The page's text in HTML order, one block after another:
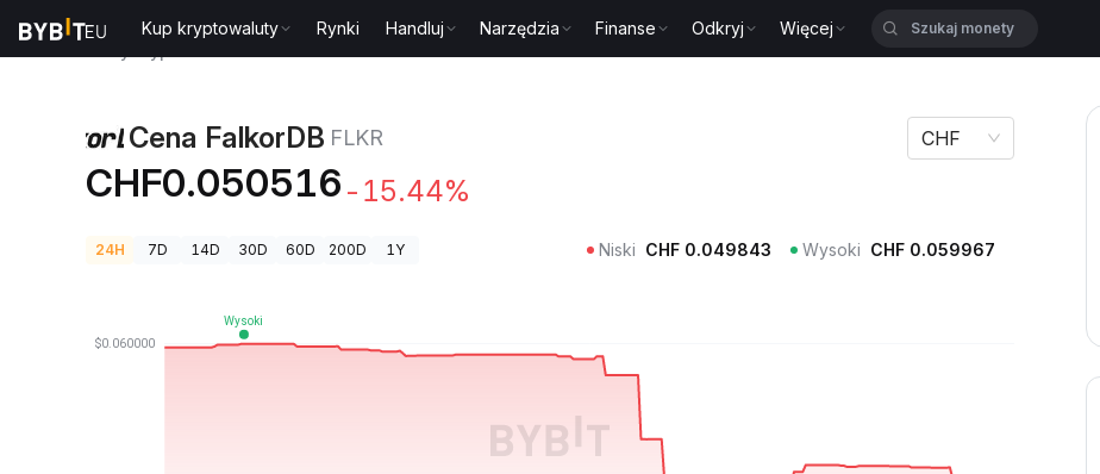
Kup kryptowaluty Rynki Handluj Narzędzia Finanse Odkryj Więcej
Cena FalkorDB FLKR
CHF0.050516 -15.44%
CHF
24H 7D 14D 30D 60D 200D 1Y Niski CHF 0.049843 Wysoki CHF 0.059967